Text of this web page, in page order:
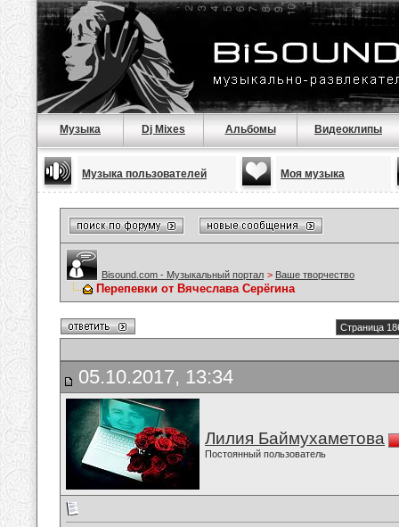
Музыка Dj Mixes Альбомы Видеоклипы
Музыка пользователей Моя музыка
Bisound.com - Музыкальный портал > Ваше творчество
Перепевки от Вячеслава Серёгина
Страница
05.10.2017, 13:34
Лилия Баймухаметова
Постоянный пользователь